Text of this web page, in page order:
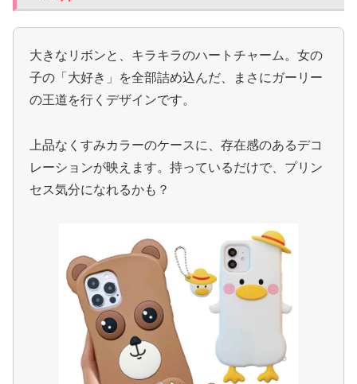
大きなリボンと、キラキラのハートチャーム。女の
子の「大好き」を全部詰め込んだ、まさにガーリー
の王道を行くデザインです。
上品なくすみカラーのケースに、存在感のあるデコ
レーションが映えます。持っているだけで、プリン
セス気分になれるかも？